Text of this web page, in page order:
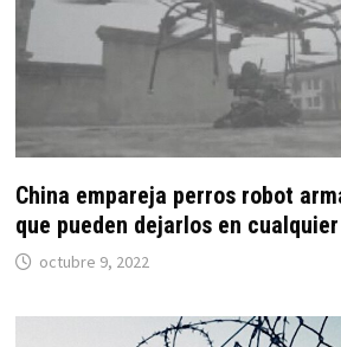
China empareja perros robot
que pueden dejarlos en
octubre 9, 2022